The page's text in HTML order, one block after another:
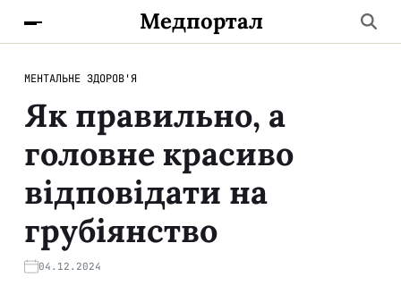
Медпортал
МЕНТАЛЬНЕ ЗДОРОВ'Я
Як правильно, а
головне красиво
відповідати на
грубіянство
04.12.2024